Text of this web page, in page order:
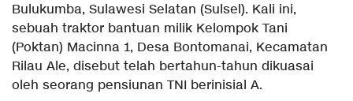
Bulukumba, Sulawesi Selatan (Sulsel). Kali ini,
sebuah traktor bantuan milik Kelompok Tani
(Poktan) Macinna 1, Desa Bontomanai, Kecamatan
Rilau Ale, disebut telah bertahun-tahun dikuasai
oleh seorang pensiunan TNI berinisial A.